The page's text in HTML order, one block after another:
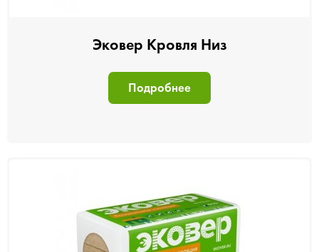
Эковер Кровля Низ
Подробнее